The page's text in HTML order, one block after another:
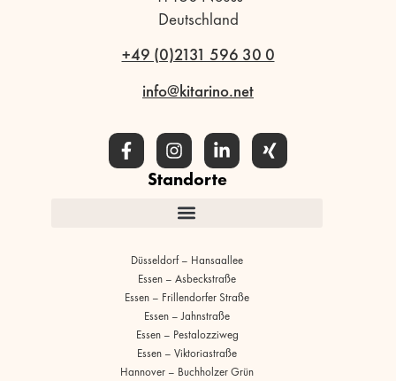
Deutschland
+49 (0)2131 596 30 0
info@kitarino.net
Standorte
Düsseldorf – Hansaallee
Essen – Asbeckstraße
Essen – Frillendorfer Straße
Essen – Jahnstraße
Essen – Pestalozziweg
Essen – Viktoriastraße
Hannover – Buchholzer Grün